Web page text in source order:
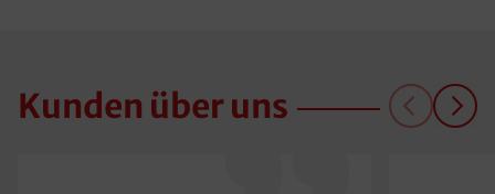
Kunden über uns